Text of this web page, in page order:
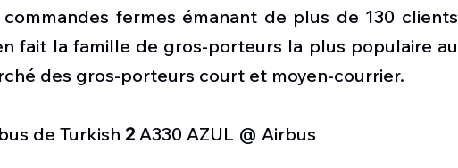
fermes émanant de plus de 130 clients
fait la famille de gros-porteurs la plus populaire au
des gros-porteurs court et moyen-courrier.
de Turkish 2 A330 AZUL @ Airbus